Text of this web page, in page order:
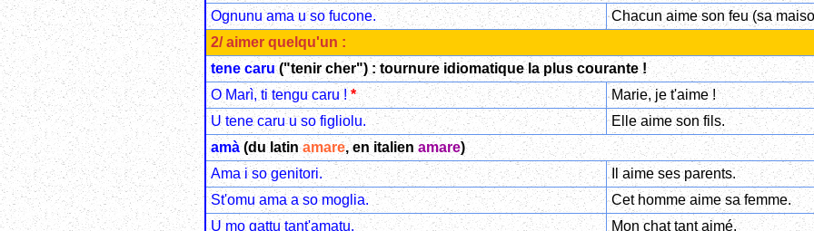
Ognunu ama u so fucone.
Chacun aime son feu (sa
2/ aimer quelqu'un :
tene caru("tenir cher") : tournure idiomatique la plus courante !
O Marì, ti tengu caru ! *
Marie, je t'aime !
U tene caru u so figliolu.
Elle aime son fils.
amà(du latin amare, en italien amare)
Ama i so genitori.
Il aime ses parents.
St'omu ama a so moglia.
Cet homme aime sa femme.
U mo gattu tant'amatu.
Mon chat tant aimé.